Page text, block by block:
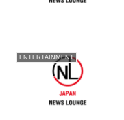
ENTERTAINMENT